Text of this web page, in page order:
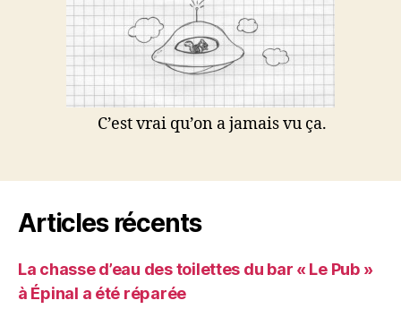
C’est vrai qu’on a jamais vu ça.
Articles récents
La chasse d’eau des toilettes du bar « Le Pub »
à Épinal a été réparée